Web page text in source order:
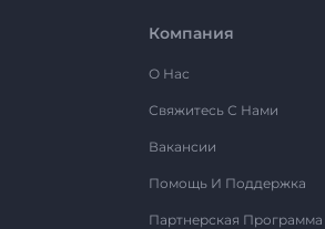
Компания
О Нас
Свяжитесь С Нами
Вакансии
Помощь И Поддержка
Партнерская Программа